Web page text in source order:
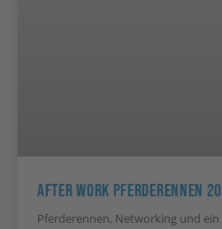
After Work Pferderennen
Pferderennen, Networking und